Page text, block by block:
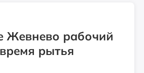
Жевнево рабочий
рытья